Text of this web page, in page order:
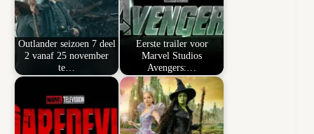
Outlander seizoen 7 deel
2 vanaf 25 november
te…
Eerste trailer voor
Marvel Studios
Avengers:…